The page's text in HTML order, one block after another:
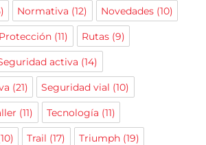
Normativa (12) Novedades (10)
Protección (11) Rutas (9)
activa (14)
(21) Seguridad vial (10)
(11) Tecnología (11)
Trail (17) Triumph (19)